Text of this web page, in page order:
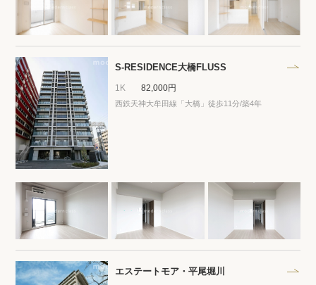
高級賃貸物件トピック 会社概要
プライバシーポリシー クッキーポリシー
商標について サイトマップ
S-RESIDENCE大橋FLUSS
1K 82,000円
西鉄天神大牟田線「大橋」徒歩11分/築4年
エステートモア・平尾堀川